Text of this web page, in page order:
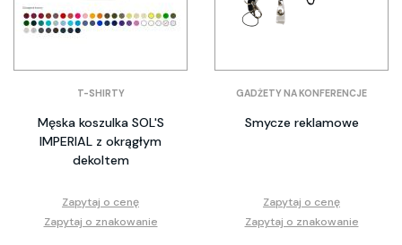
T-SHIRTY
Męska koszulka SOL'S
IMPERIAL z okrągłym
dekoltem
Zapytaj o cenę
Zapytaj o znakowanie
GADŻETY NA KONFERENCJE
Smycze reklamowe
Zapytaj o cenę
Zapytaj o znakowanie